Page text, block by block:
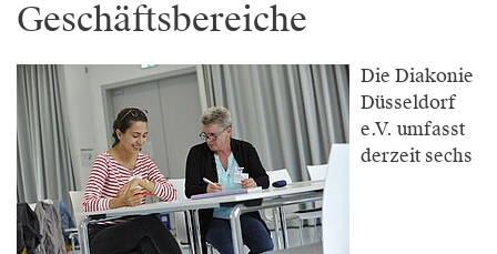
Geschäftsbereiche
Die Diakonie
Düsseldorf
e.V. umfasst
derzeit sechs